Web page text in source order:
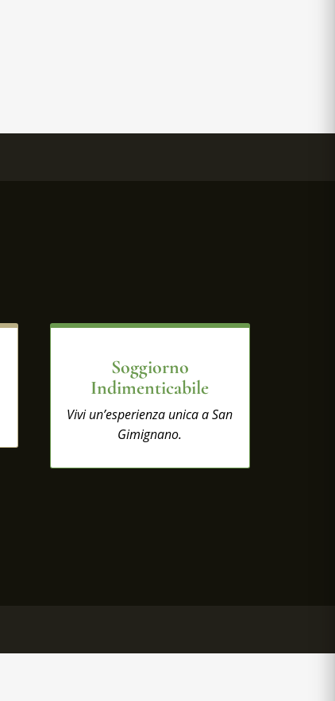
Soggiorno
Indimenticabile
Vivi un’esperienza unica a San
Gimignano.